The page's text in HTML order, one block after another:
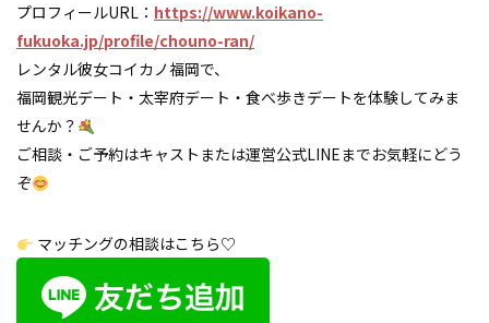
プロフィールURL： https://www.koikano-
fukuoka.jp/profile/chouno-ran/
レンタル彼女コイカノ福岡で、
福岡観光デート・太宰府デート・食べ歩きデートを体験してみま
せんか？
ご相談・ご予約はキャストまたは運営公式LINEまでお気軽にどう
ぞ
マッチングの相談はこちら♡